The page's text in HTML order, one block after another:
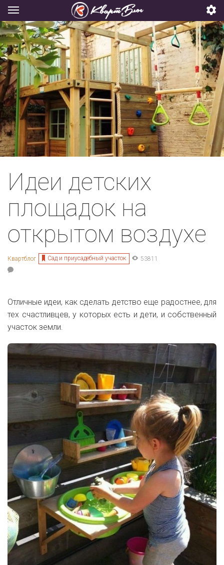
Идеи детских
площадок на
открытом воздухе
Квартблог Сад и приусадебный участок 53811
Отличные идеи, как сделать детство еще радостнее, для
тех счастливцев, у которых есть и дети, и собственный
участок земли.